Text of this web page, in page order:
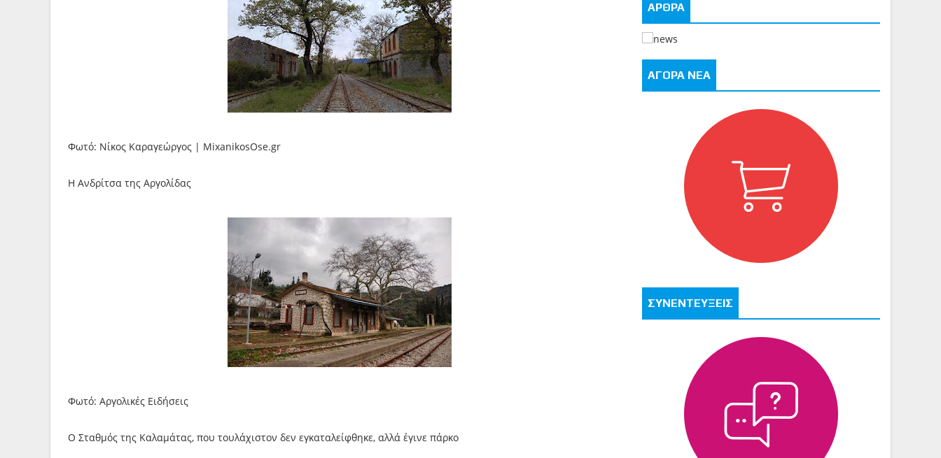
Φωτό: Νίκος Καραγεώργος | MixanikosOse.gr
Η Ανδρίτσα της Αργολίδας
Φωτό: Αργολικές Ειδήσεις
Ο Σταθμός της Καλαμάτας, που τουλάχιστον δεν εγκαταλείφθηκε, αλλά έγινε πάρκο
ΑΡΘΡΑ
ΑΓΟΡΑ ΝΕΑ
ΣΥΝΕΝΤΕΥΞΕΙΣ